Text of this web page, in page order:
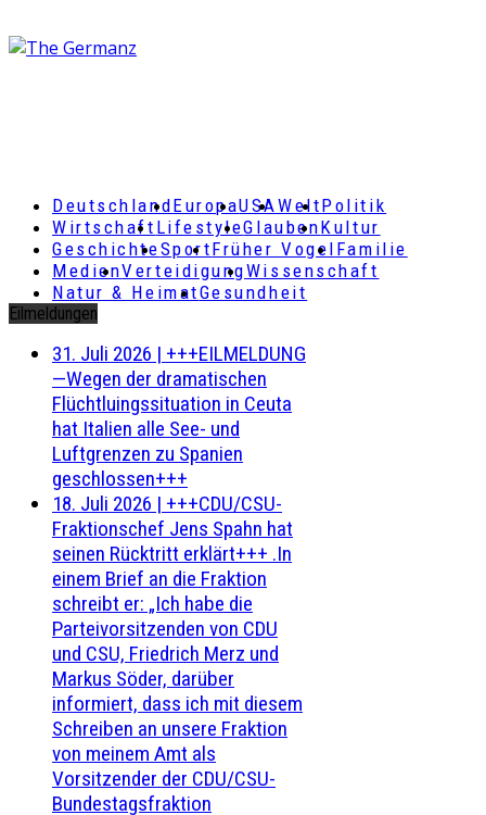
DeutschlandEuropaUSAWeltPolitik
Wirtschaft LifestyleGlaubenKultur
GeschichteSportFrüher Vogel Familie
MedienVerteidigungWissenschaft
Natur & HeimatGesundheit
Eilmeldungen
31. Juli 2026 | +++EILMELDUNG
—Wegen der dramatischen
Flüchtluingssituation in Ceuta
hat Italien alle See- und
Luftgrenzen zu Spanien
geschlossen+++
18. Juli 2026 | +++CDU/CSU-
Fraktionschef Jens Spahn hat
seinen Rücktritt erklärt+++ .In
einem Brief an die Fraktion
schreibt er: „Ich habe die
Parteivorsitzenden von CDU
und CSU, Friedrich Merz und
Markus Söder, darüber
informiert, dass ich mit diesem
Schreiben an unsere Fraktion
von meinem Amt als
Vorsitzender der CDU/CSU-
Bundestagsfraktion